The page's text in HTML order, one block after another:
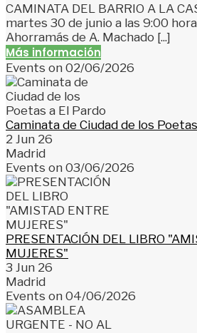
CAMINATA DEL BARRIO A LA
martes 30 de junio a las 9:00
Ahorramás de A. Machado [...]
Más información
Events on 02/06/2026
Caminata de Ciudad de los
2 Jun 26
Madrid
Events on 03/06/2026
PRESENTACIÓN DEL LIBRO
MUJERES"
3 Jun 26
Madrid
Events on 04/06/2026